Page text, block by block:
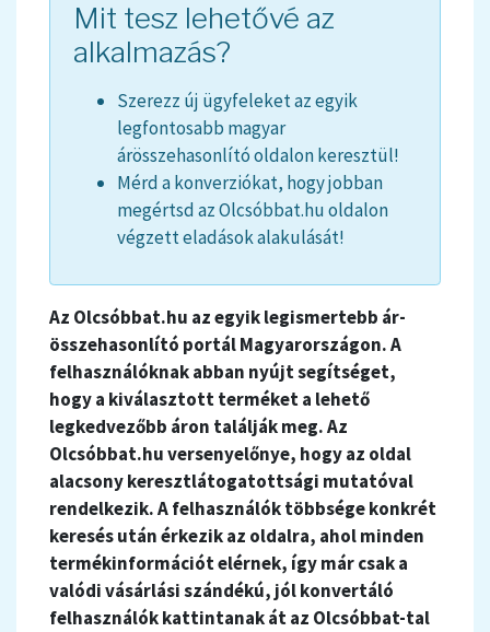
Mit tesz lehetővé az
alkalmazás?
Szerezz új ügyfeleket az egyik
legfontosabb magyar
árösszehasonlító oldalon keresztül!
Mérd a konverziókat, hogy jobban
megértsd az Olcsóbbat.hu oldalon
végzett eladások alakulását!
Az Olcsóbbat.hu az egyik legismertebb ár-
összehasonlító portál Magyarországon. A
felhasználóknak abban nyújt segítséget,
hogy a kiválasztott terméket a lehető
legkedvezőbb áron találják meg. Az
Olcsóbbat.hu versenyelőnye, hogy az oldal
alacsony keresztlátogatottsági mutatóval
rendelkezik. A felhasználók többsége konkrét
keresés után érkezik az oldalra, ahol minden
termékinformációt elérnek, így már csak a
valódi vásárlási szándékú, jól konvertáló
felhasználók kattintanak át az Olcsóbbat-tal